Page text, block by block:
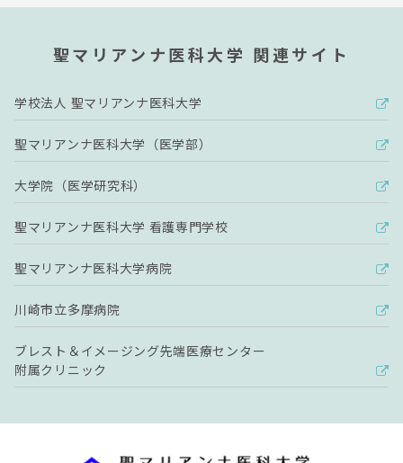
聖マリアンナ医科大学 関連サイト
学校法人 聖マリアンナ医科大学
聖マリアンナ医科大学（医学部）
大学院（医学研究科）
聖マリアンナ医科大学 看護専門学校
聖マリアンナ医科大学病院
川崎市立多摩病院
ブレスト＆イメージング先端医療センター
附属クリニック